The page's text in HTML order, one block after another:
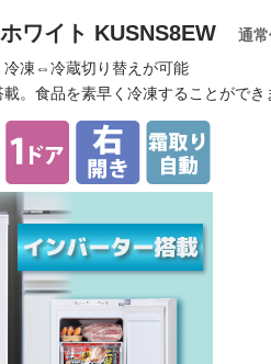
ワイト KUSNS8EW 通
冷凍⇔冷蔵切り替えが可能
。食品を素早く冷凍することができ